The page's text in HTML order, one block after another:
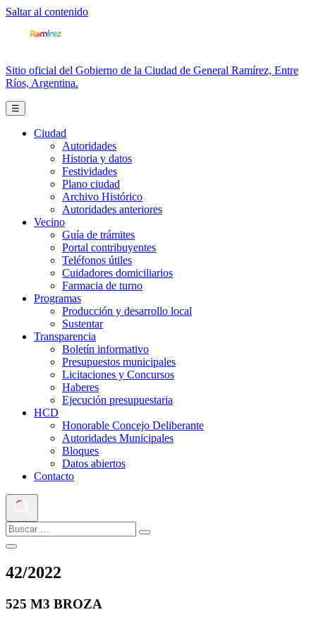
Saltar al contenido
Sitio oficial del Gobierno de la Ciudad de General Ramírez, Entre
Ríos, Argentina.
☰
Ciudad
Autoridades
Historia y datos
Festividades
Plano ciudad
Archivo Histórico
Autoridades anteriores
Vecino
Guía de trámites
Portal contribuyentes
Teléfonos útiles
Cuidadores domiciliarios
Farmacia de turno
Programas
Producción y desarrollo local
Sustentar
Transparencia
Boletín informativo
Presupuestos municipales
Licitaciones y Concursos
Haberes
Ejecución presupuestaria
HCD
Honorable Concejo Deliberante
Autoridades Municipales
Bloques
Datos abiertos
Contacto
42/2022
525 M3 BROZA